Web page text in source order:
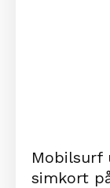
Mobilsurf
simkort